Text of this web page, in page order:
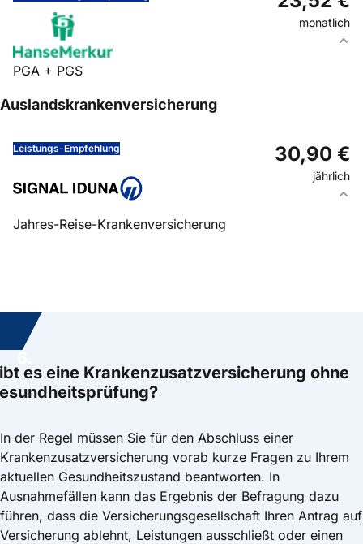
PGA + PGS
monatlich
Leistung im Heim: sehr gut
Auslandskrankenversicherung
Leistungs-Empfehlung
Jahres-Reise-Kranken­versicherung
30,90 €
jährlich
es eine Krankenzusatz­versicherung ohne
In der Regel müssen Sie für den Abschluss einer
Krankenzusatzversicherung vorab kurze Fragen zu Ihrem
aktuellen Gesundheitszustand beantworten. In
Ausnahmefällen kann das Ergebnis der Befragung dazu
führen, dass die Versicherungsgesellschaft Ihren Antrag auf
Versicherung ablehnt, Leistungen ausschließt oder einen